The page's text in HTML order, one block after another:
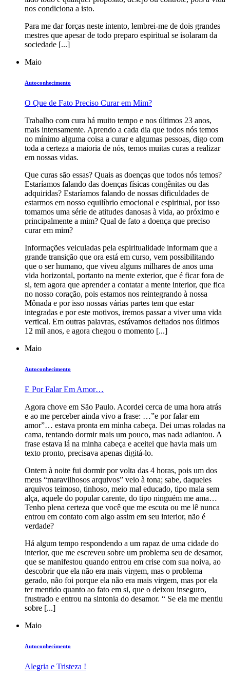
nos condiciona a isto.
Para me dar forças neste intento, lembrei-me de dois grandes
mestres que apesar de todo preparo espiritual se isolaram da
sociedade [...]
Maio
Autoconhecimento
O Que de Fato Preciso Curar em Mim?
Trabalho com cura há muito tempo e nos últimos 23 anos,
mais intensamente. Aprendo a cada dia que todos nós temos
no mínimo alguma coisa a curar e algumas pessoas, digo com
toda a certeza a maioria de nós, temos muitas curas a realizar
em nossas vidas.
Que curas são essas? Quais as doenças que todos nós temos?
Estaríamos falando das doenças físicas congênitas ou das
adquiridas? Estaríamos falando de nossas dificuldades de
estarmos em nosso equilíbrio emocional e espiritual, por isso
tomamos uma série de atitudes danosas à vida, ao próximo e
principalmente a mim? Qual de fato a doença que preciso
curar em mim?
Informações veiculadas pela espiritualidade informam que a
grande transição que ora está em curso, vem possibilitando
que o ser humano, que viveu alguns milhares de anos uma
vida horizontal, portanto na mente exterior, que é ficar fora de
si, tem agora que aprender a contatar a mente interior, que fica
no nosso coração, pois estamos nos reintegrando à nossa
Mônada e por isso nossas várias partes tem que estar
integradas e por este motivos, iremos passar a viver uma vida
vertical. Em outras palavras, estávamos deitados nos últimos
12 mil anos, e agora chegou o momento [...]
Maio
Autoconhecimento
E Por Falar Em Amor…
Agora chove em São Paulo. Acordei cerca de uma hora atrás
e ao me perceber ainda vivo a frase: …”e por falar em
amor”… estava pronta em minha cabeça. Dei umas roladas na
cama, tentando dormir mais um pouco, mas nada adiantou. A
frase estava lá na minha cabeça e aceitei que havia mais um
texto pronto, precisava apenas digitá-lo.
Ontem à noite fui dormir por volta das 4 horas, pois um dos
meus “maravilhosos arquivos” veio à tona; sabe, daqueles
arquivos teimoso, tinhoso, meio mal educado, tipo mala sem
alça, aquele do popular carente, do tipo ninguém me ama…
Tenho plena certeza que você que me escuta ou me lê nunca
entrou em contato com algo assim em seu interior, não é
verdade?
Há algum tempo respondendo a um rapaz de uma cidade do
interior, que me escreveu sobre um problema seu de desamor,
que se manifestou quando entrou em crise com sua noiva, ao
descobrir que ela não era mais virgem, mas o problema
gerado, não foi porque ela não era mais virgem, mas por ela
ter mentido quanto ao fato em si, que o deixou inseguro,
frustrado e entrou na sintonia do desamor. “ Se ela me mentiu
sobre [...]
Maio
Autoconhecimento
Alegria e Tristeza !